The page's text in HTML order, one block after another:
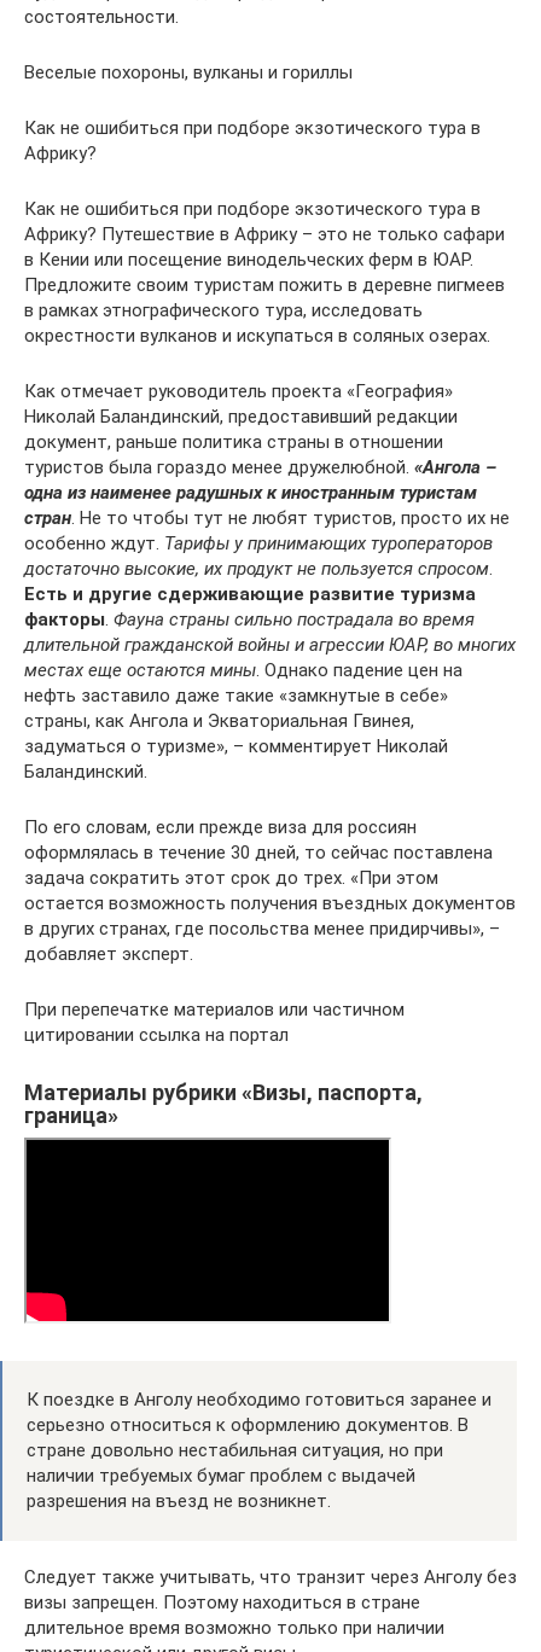
состоятельности.
Веселые похороны, вулканы и гориллы
Как не ошибиться при подборе экзотического тура в
Африку?
Как не ошибиться при подборе экзотического тура в
Африку? Путешествие в Африку – это не только сафари
в Кении или посещение винодельческих ферм в ЮАР.
Предложите своим туристам пожить в деревне пигмеев
в рамках этнографического тура, исследовать
окрестности вулканов и искупаться в соляных озерах.
Как отмечает руководитель проекта «География»
Николай Баландинский, предоставивший редакции
документ, раньше политика страны в отношении
туристов была гораздо менее дружелюбной. «Ангола –
одна из наименее радушных к иностранным туристам
стран. Не то чтобы тут не любят туристов, просто их не
особенно ждут. Тарифы у принимающих туроператоров
достаточно высокие, их продукт не пользуется спросом.
Есть и другие сдерживающие развитие туризма
факторы. Фауна страны сильно пострадала во время
длительной гражданской войны и агрессии ЮАР, во многих
местах еще остаются мины. Однако падение цен на
нефть заставило даже такие «замкнутые в себе»
страны, как Ангола и Экваториальная Гвинея,
задуматься о туризме», – комментирует Николай
Баландинский.
По его словам, если прежде виза для россиян
оформлялась в течение 30 дней, то сейчас поставлена
задача сократить этот срок до трех. «При этом
остается возможность получения въездных документов
в других странах, где посольства менее придирчивы», –
добавляет эксперт.
При перепечатке материалов или частичном
цитировании ссылка на портал
Материалы рубрики «Визы, паспорта,
граница»
К поездке в Анголу необходимо готовиться заранее и
серьезно относиться к оформлению документов. В
стране довольно нестабильная ситуация, но при
наличии требуемых бумаг проблем с выдачей
разрешения на въезд не возникнет.
Следует также учитывать, что транзит через Анголу без
визы запрещен. Поэтому находиться в стране
длительное время возможно только при наличии